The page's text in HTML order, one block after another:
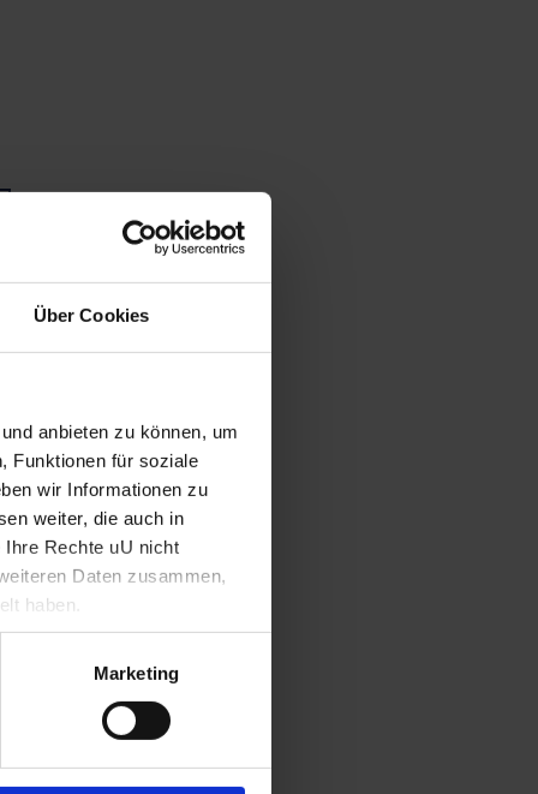
Über Cookies
anbieten zu können, um
Funktionen für soziale
wir Informationen zu
weiter, die auch in
Ihre Rechte uU nicht
Daten zusammen,
haben.
Marketing